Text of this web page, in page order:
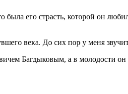
его страсть, которой он
века. До сих пор у меня
Багдыковым, а в молодости